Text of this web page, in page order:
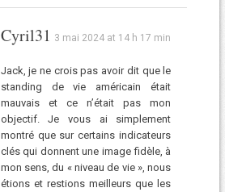
Cyril31 3 mai 2024 at 14 h 17 min
Jack, je ne crois pas avoir dit que le
standing de vie américain était
mauvais et ce n’était pas mon
objectif. Je vous ai simplement
montré que sur certains indicateurs
clés qui donnent une image fidèle, à
mon sens, du « niveau de vie », nous
étions et restions meilleurs que les